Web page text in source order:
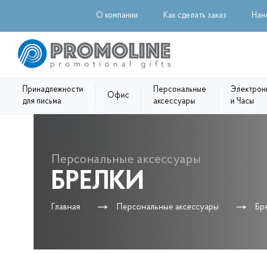
О компании Как сделать заказ
Принадлежности
для письма
Офис
Персональные
аксессуары
и Часы
Главная Персональные аксессуары
Персональные аксессуары
БРЕЛКИ